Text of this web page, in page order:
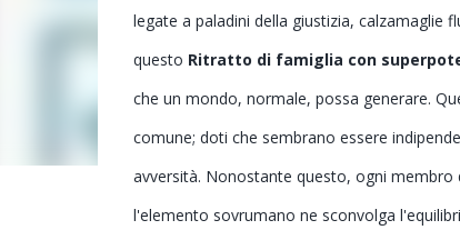
legate a paladini della giustizia, calzamaglie
questo Ritratto di famiglia con
che un mondo, normale, possa generare.
comune; doti che sembrano essere
avversità. Nonostante questo, ogni
l'elemento sovrumano ne sconvolga